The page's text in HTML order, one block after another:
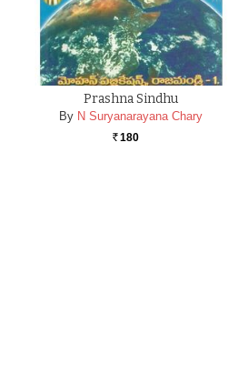
Prashna Sindhu
By N Suryanarayana Chary
Rs. 180